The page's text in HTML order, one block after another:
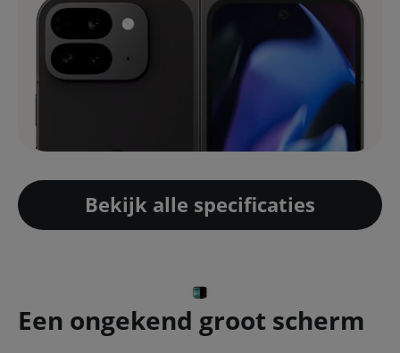
Bekijk alle specificaties
Een ongekend groot scherm